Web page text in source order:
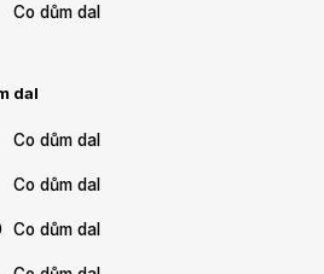
Co dům dal
dal
Co dům dal
Co dům dal
Co dům dal